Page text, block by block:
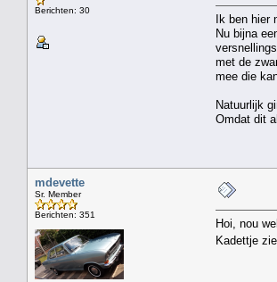
Berichten: 30
Ik ben hier
Nu bijna
met de
mee die
Natuurlijk
Omdat dit
mdevette
Sr. Member
Berichten: 351
Hoi, nou
Kadettje